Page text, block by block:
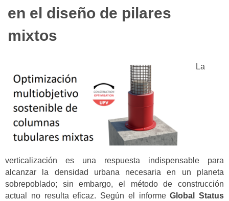
en el diseño de pilares
mixtos
La
verticalización es una respuesta indispensable para
alcanzar la densidad urbana necesaria en un planeta
sobrepoblado; sin embargo, el método de construcción
actual no resulta eficaz. Según el informeGlobal Status